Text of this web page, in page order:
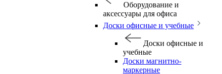
Оборудование и
аксессуары для офиса
Доски офисные и учебные
Доски офисные и
учебные
Доски магнитно-
маркерные